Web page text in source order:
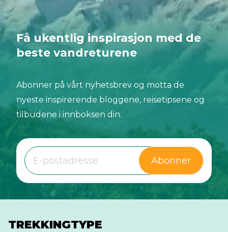
Få ukentlig inspirasjon med de
beste vandreturene
Abonner på vårt nyhetsbrev og motta de
nyeste inspirerende bloggene, reisetipsene og
tilbudene i innboksen din.
Abonner
TREKKINGTYPE